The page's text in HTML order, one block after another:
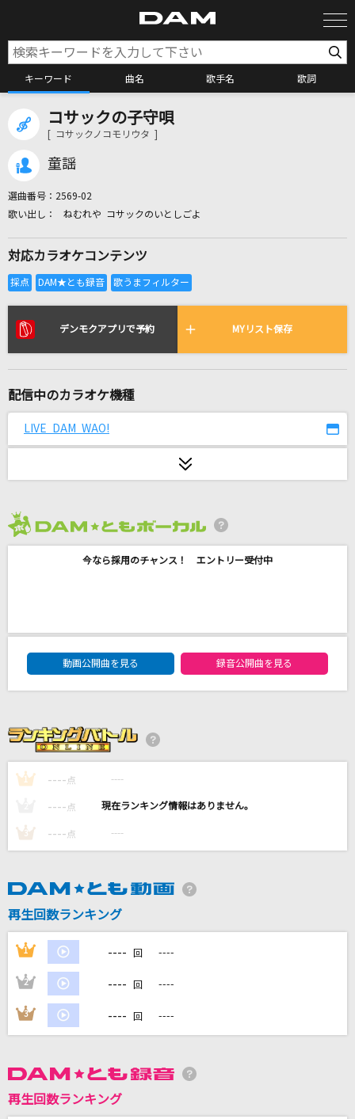
キーワード 曲名 歌手名 歌詞
カラオケ検索
全国りれき
リアルタイムで歌われている曲の一覧
アトラクトライト
[生音]花とサムライ
トリセツ
HY
あんた
ティーナ・カリーナ
And I Love You So
川崎鷹也
カラオケ最新情報をチェック！
コサックの子守唄
[ コサックノコモリウタ ]
童謡
選曲番号： 2569-02
ねむれや コサックのいとしごよ
対応カラオケコンテンツ
デンモクアプリで予約 MYリスト保存
配信中のカラオケ機種
LIVE DAM WAO!
今なら採用のチャンス！ エントリー受付中
DAM★ともボーカルエントリーランキング
動画公開曲を見る
録音公開曲を見る
1 ---- 点 ----
---- 点 ----
3 ---- 点 ----
再生回数ランキング
1 ---- 回 ----
2 ---- 回 ----
3 ---- 回 ----
再生回数ランキング